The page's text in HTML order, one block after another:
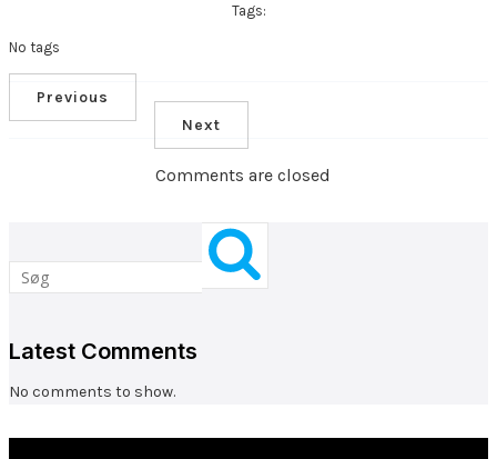
Tags:
No tags
Previous
Next
Comments are closed
Latest Comments
No comments to show.